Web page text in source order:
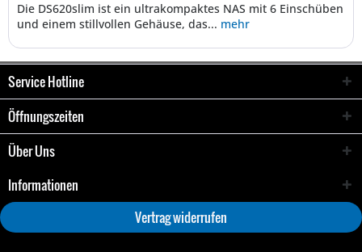
Die DS620slim ist ein ultrakompaktes NAS mit 6 Einschüben
und einem stillvollen Gehäuse, das... mehr
Service Hotline
Öffnungszeiten
Über Uns
Informationen
Vertrag widerrufen